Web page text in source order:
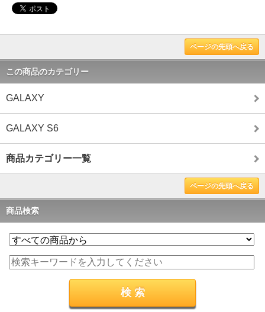
ページの先頭へ戻る
この商品のカテゴリー
GALAXY
GALAXY S6
商品カテゴリー一覧
ページの先頭へ戻る
商品検索